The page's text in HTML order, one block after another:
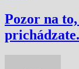
Pozor na